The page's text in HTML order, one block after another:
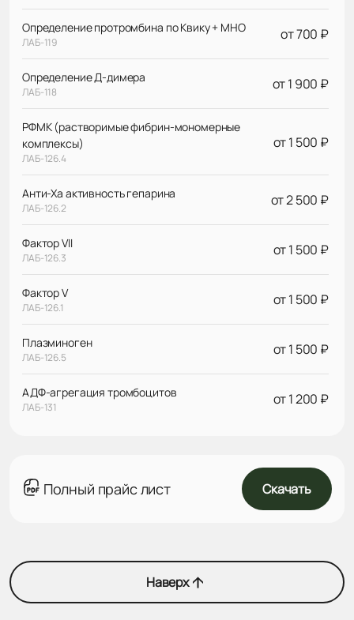
Определение протромбина по Квику + МНО
ЛАБ-119 от 700 ₽
Определение Д-димера
ЛАБ-118 от 1 900 ₽
РФМК (растворимые фибрин-мономерные
комплексы)
ЛАБ-126.4
от 1 500 ₽
Анти-Ха активность гепарина
ЛАБ-126.2 от 2 500 ₽
Фактор VII
ЛАБ-126.3 от 1 500 ₽
Фактор V
ЛАБ-126.1 от 1 500 ₽
Плазминоген
ЛАБ-126.5 от 1 500 ₽
АДФ-агрегация тромбоцитов
ЛАБ-131 от 1 200 ₽
Полный прайс лист Скачать
Наверх